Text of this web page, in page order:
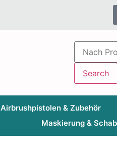
Search
Airbrushpistolen & Zubehör
Maskierung &